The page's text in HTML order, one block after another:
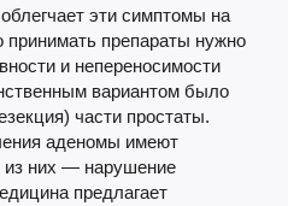
эти симптомы на
принимать препараты нужно
и непереносимости
вариантом было
части простаты.
аденомы имеют
из них — нарушение
предлагает